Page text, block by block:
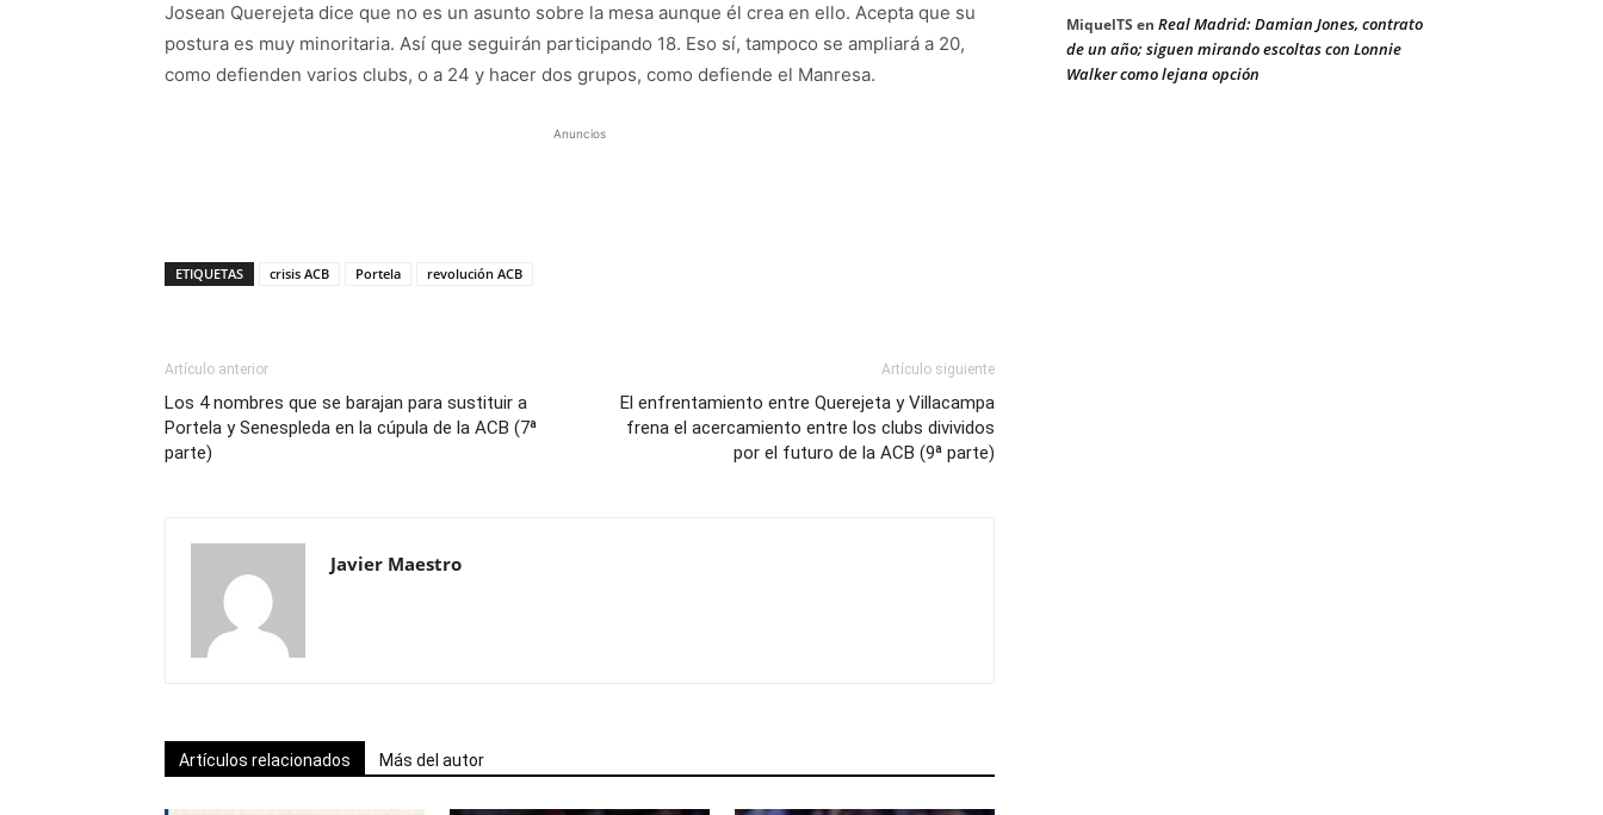
Josean Querejeta dice que no es un asunto sobre la mesa aunque él crea en ello. Acepta que su
postura es muy minoritaria. Así que seguirán participando 18. Eso sí, tampoco se ampliará a 20,
como defienden varios clubs, o a 24 y hacer dos grupos, como defiende el Manresa.
Anuncios
ETIQUETAS crisis ACB Portela revolución ACB
Artículo anterior
Los 4 nombres que se barajan para sustituir a
Portela y Senespleda en la cúpula de la ACB (7ª
parte)
Artículo siguiente
El enfrentamiento entre Querejeta y Villacampa
frena el acercamiento entre los clubs divividos
por el futuro de la ACB (9ª parte)
Javier Maestro
Artículos relacionados Más del autor
MiquelTS en Real Madrid: Damian Jones, contrato
de un año; siguen mirando escoltas con Lonnie
Walker como lejana opción